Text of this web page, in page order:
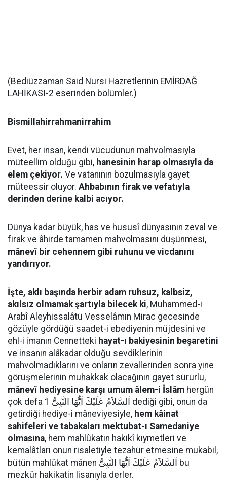
(Bediüzzaman Said Nursi Hazretlerinin EMİRDAĞ
LAHİKASI-2 eserinden bölümler.)
Bismillahirrahmanirrahim
Evet, her insan, kendi vücudunun mahvolmasıyla
müteellim olduğu gibi, hanesinin harap olmasıyla da
elem çekiyor. Ve vatanının bozulmasıyla gayet
müteessir oluyor. Ahbabının firak ve vefatıyla
derinden derine kalbi acıyor.
Dünya kadar büyük, has ve hususî dünyasının zeval ve
firak ve âhirde tamamen mahvolmasını düşünmesi,
mânevî bir cehennem gibi ruhunu ve vicdanını
yandırıyor.
İşte, aklı başında herbir adam ruhsuz, kalbsiz,
akılsız olmamak şartıyla bilecek ki, Muhammed-i
Arabî Aleyhissalâtü Vesselâmın Mirac gecesinde
gözüyle gördüğü saadet-i ebediyenin müjdesini ve
ehl-i imanın Cennetteki hayat-ı bakiyesinin beşaretini
ve insanın alâkadar olduğu sevdiklerinin
mahvolmadıklarını ve onların zevallerinden sonra yine
görüşmelerinin muhakkak olacağının gayet sürurlu,
mânevî hediyesine karşı umum âlem-i İslâm hergün
çok defa اَلسَّلاَمُ عَلَيْكَ اَيُّهَا النَّبِىُّ 1 dediği gibi, onun da
getirdiği hediye-i mâneviyesiyle, hem kâinat
sahifeleri ve tabakaları mektubat-ı Samedaniye
olmasına, hem mahlûkatın hakikî kıymetleri ve
kemalâtları onun risaletiyle tezahür etmesine mukabil,
bütün mahlûkat mânen اَلسَّلاَمُ عَلَيْكَ اَيُّهَا النَّبِىُّ bu
mezkûr hakikatin lisanıyla derler.